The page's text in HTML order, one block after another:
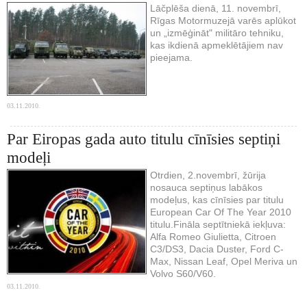
Lāčplēša dienā, 11. novembrī,
Rīgas Motormuzejā varēs aplūkot
un „izmēģināt" militāro tehniku,
kas ikdienā apmeklētājiem nav
pieejama.
03.11.2010.
Par Eiropas gada auto titulu cīnīsies septiņi
modeļi
Otrdien, 2.novembrī, žūrija
nosauca septiņus labākos
modeļus, kas cīnīsies par titulu
European Car Of The Year 2010
titulu.Fināla septītniekā iekļuva:
Alfa Romeo Giulietta, Citroen
C3/DS3, Dacia Duster, Ford C-
Max, Nissan Leaf, Opel Meriva un
Volvo S60/V60.
03.11.2010.